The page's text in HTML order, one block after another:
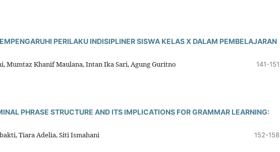
PERILAKU INDISIPLINER SISWA KELAS X DALAM PEMBELAJARAN
Mumtaz Khanif Maulana, Intan Ika Sari, Agung Guritno 141-151
PHRASE STRUCTURE AND ITS IMPLICATIONS FOR GRAMMAR LEARNING:
Tiara Adelia, Siti Ismahani 152-158